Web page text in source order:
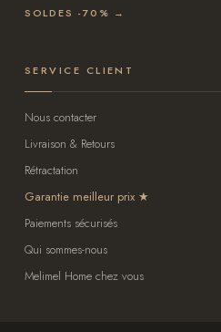
SOLDES -70% →
SERVICE CLIENT
Nous contacter
Livraison & Retours
Rétractation
Garantie meilleur prix
Paiements sécurisés
Qui sommes-nous
Melimel Home chez vous